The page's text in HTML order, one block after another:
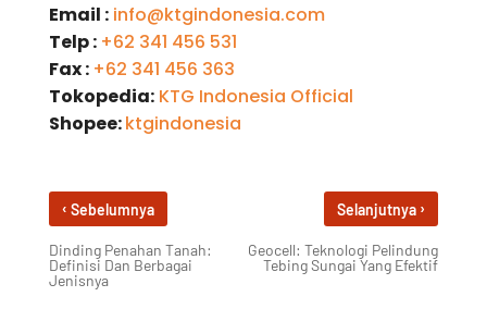
Email : info@ktgindonesia.com
Telp : +62 341 456 531
Fax : +62 341 456 363
Tokopedia: KTG Indonesia Official
Shopee:ktgindonesia
‹ Sebelumnya
Dinding Penahan Tanah:
Definisi Dan Berbagai
Jenisnya
Selanjutnya ›
Geocell: Teknologi Pelindung
Tebing Sungai Yang Efektif